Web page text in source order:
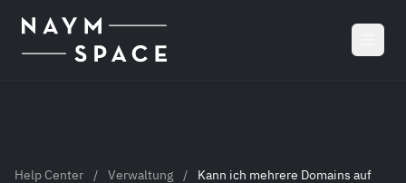
Help Center / Verwaltung /
Kann ich mehrere Domains auf